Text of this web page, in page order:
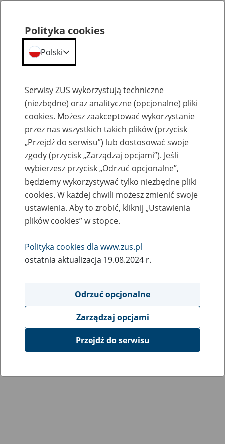
Kalendarium
Polityka cookies
Polski
Serwisy ZUS wykorzystują techniczne
(niezbędne) oraz analityczne (opcjonalne) pliki
cookies. Możesz zaakceptować wykorzystanie
przez nas wszystkich takich plików (przycisk
„Przejdź do serwisu”) lub dostosować swoje
zgody (przycisk „Zarządzaj opcjami”). Jeśli
wybierzesz przycisk „Odrzuć opcjonalne”,
będziemy wykorzystywać tylko niezbędne pliki
cookies. W każdej chwili możesz zmienić swoje
ustawienia. Aby to zrobić, kliknij „Ustawienia
plików cookies” w stopce.
Polityka cookies dla www.zus.pl
ostatnia aktualizacja 19.08.2024 r.
Odrzuć opcjonalne
Zarządzaj opcjami
Przejdź do serwisu